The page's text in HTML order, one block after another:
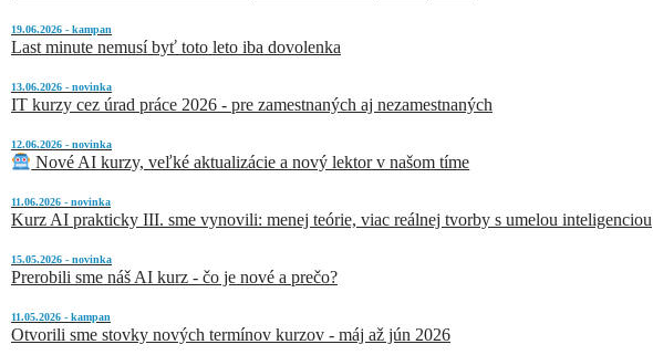
19.06.2026 - kampan
Last minute nemusí byť toto leto iba dovolenka
13.06.2026 - novinka
IT kurzy cez úrad práce 2026 - pre zamestnaných aj nezamestnaných
12.06.2026 - novinka
Nové AI kurzy, veľké aktualizácie a nový lektor v našom tíme
11.06.2026 - novinka
Kurz AI prakticky III. sme vynovili: menej teórie, viac reálnej tvorby s umelou inteligenciou
15.05.2026 - novinka
Prerobili sme náš AI kurz - čo je nové a prečo?
11.05.2026 - kampan
Otvorili sme stovky nových termínov kurzov - máj až jún 2026